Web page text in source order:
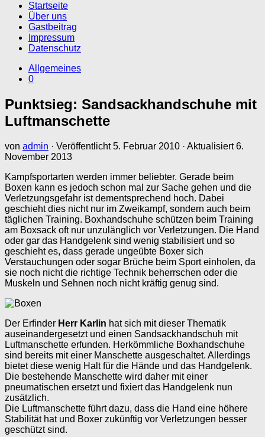
Startseite
Über uns
Gastbeitrag
Impressum
Datenschutz
Allgemeines
0
Punktsieg: Sandsackhandschuhe mit
Luftmanschette
von admin · Veröffentlicht5. Februar 2010 · Aktualisiert6.
November 2013
Kampfsportarten werden immer beliebter. Gerade beim
Boxen kann es jedoch schon mal zur Sache gehen und die
Verletzungsgefahr ist dementsprechend hoch. Dabei
geschieht dies nicht nur im Zweikampf, sondern auch beim
täglichen Training. Boxhandschuhe schützen beim Training
am Boxsack oft nur unzulänglich vor Verletzungen. Die Hand
oder gar das Handgelenk sind wenig stabilisiert und so
geschieht es, dass gerade ungeübte Boxer sich
Verstauchungen oder sogar Brüche beim Sport einholen, da
sie noch nicht die richtige Technik beherrschen oder die
Muskeln und Sehnen noch nicht kräftig genug sind.
Der Erfinder Herr Karlin hat sich mit dieser Thematik
auseinandergesetzt und einen Sandsackhandschuh mit
Luftmanschette erfunden. Herkömmliche Boxhandschuhe
sind bereits mit einer Manschette ausgeschaltet. Allerdings
bietet diese wenig Halt für die Hände und das Handgelenk.
Die bestehende Manschette wird daher mit einer
pneumatischen ersetzt und fixiert das Handgelenk nun
zusätzlich.
Die Luftmanschette führt dazu, dass die Hand eine höhere
Stabilität hat und Boxer zukünftig vor Verletzungen besser
geschützt sind.